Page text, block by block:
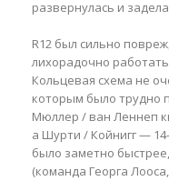
развернулась и
R12 был сильно
лихорадочно
Кольцевая схема не
которым было трудно
Мюллер / ван Леннеп
а Шурти / Койнигг —
было заметно
(команда Георга